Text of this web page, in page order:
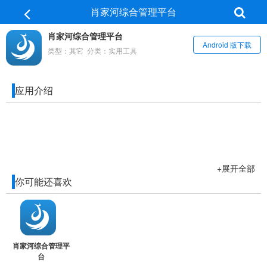
肖家河综合管理平台
Android 版下载
肖家河综合管理平台
类型：其它 分类：实用工具
应用介绍
+展开全部
你可能还喜欢
肖家河综合管理平
台